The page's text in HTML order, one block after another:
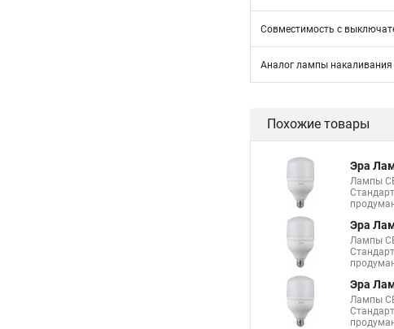
Совместимость с
Аналог лампы накаливания
Похожие товары
Эра
Лампы
Эра
Лампы
Эра
Лампы